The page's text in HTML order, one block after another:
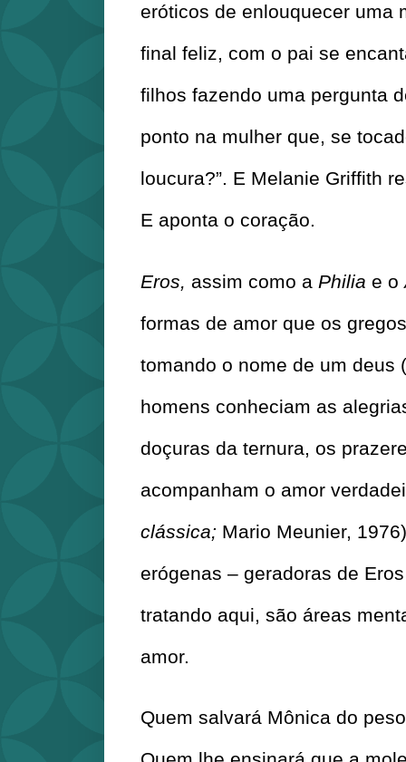
eróticos de enlouquecer uma
final feliz, com o pai se
filhos fazendo uma pergunta
ponto na mulher que, se
loucura?”. E Melanie Griffith
E aponta o coração.
Eros, assim como a Philia e o
formas de amor que os
tomando o nome de um deus
homens conheciam as
doçuras da ternura, os
acompanham o amor
clássica; Mario Meunier,
erógenas – geradoras de
tratando aqui, são áreas
amor.
Quem salvará Mônica do